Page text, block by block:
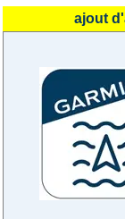
ajout